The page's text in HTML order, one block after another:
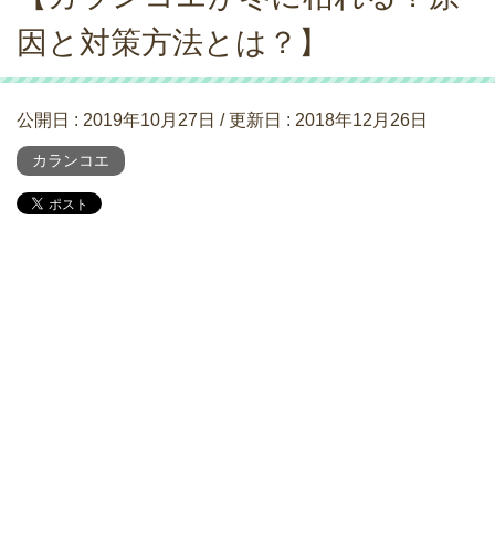
因と対策方法とは？】
公開日 : 2019年10月27日 / 更新日 : 2018年12月26日
カランコエ